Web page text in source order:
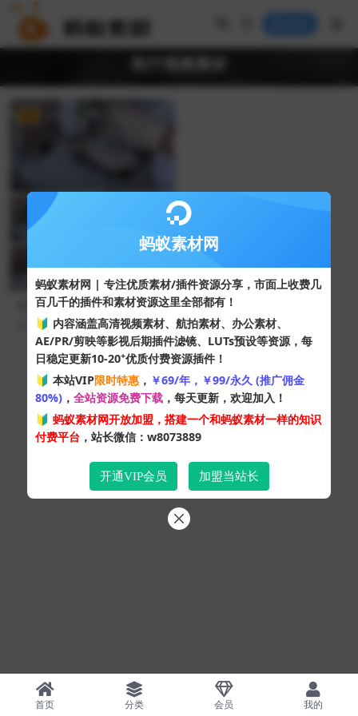
医疗专业人员在无菌医院环境
中安排消毒工具
55 10
Copyright © 2024蚂蚁素材网- 版权所有 All rights reserved.
粤ICP备19095528号
XML网站地图HTML网站地图 百度地图
SQL：43
Pages：0.34559s
首页 分类 会员 我的
蚂蚁素材网
蚂蚁素材网 | 专注优质素材/插件资源分享，市面上收费几
百几千的插件和素材资源这里全部都有！
🔰 内容涵盖高清视频素材、航拍素材、办公素材、
AE/PR/剪映等影视后期插件滤镜、LUTs预设等资源，每
日稳定更新10-20+优质付费资源插件！
🔰 本站VIP限时特惠 ， ￥69/年，￥99/永久 (推广佣金
80%) ， 全站资源免费下载 ，每天更新，欢迎加入！
🔰 蚂蚁素材网开放加盟，搭建一个和蚂蚁素材一样的知识
付费平台 ，站长微信：w8073889
开通VIP会员 加盟当站长